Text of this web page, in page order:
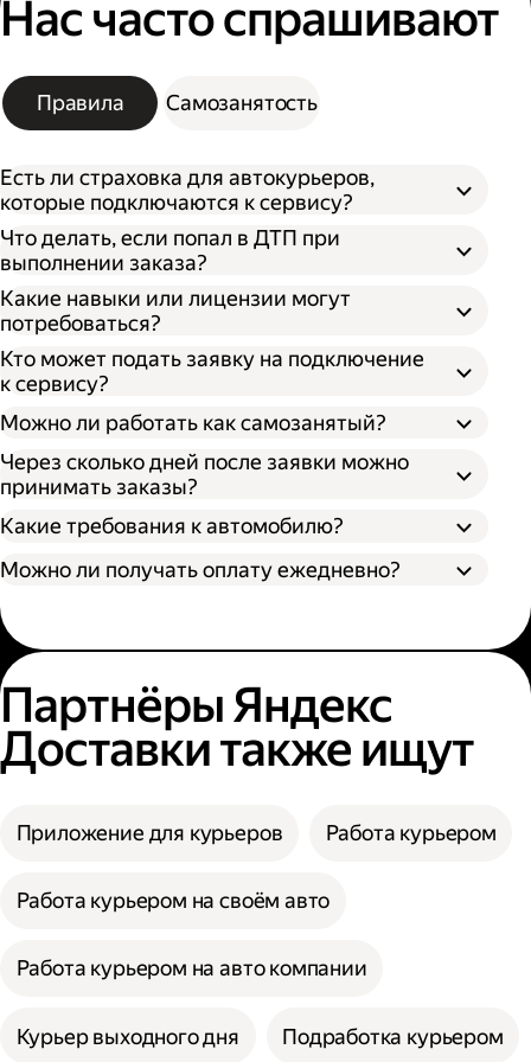
Нас часто спрашивают
Правила Самозанятость
Есть ли страховка для автокурьеров,
которые подключаются к сервису?
Что делать, если попал в ДТП при
выполнении заказа?
Какие навыки или лицензии могут
потребоваться?
Кто может подать заявку на подключение
к сервису?
Можно ли работать как самозанятый?
Через сколько дней после заявки можно
принимать заказы?
Какие требования к автомобилю?
Можно ли получать оплату ежедневно?
Партнёры Яндекс
Доставки также ищут
Приложение для курьеров Работа курьером
Работа курьером на своём авто
Работа курьером на авто компании
Курьер выходного дня Подработка курьером